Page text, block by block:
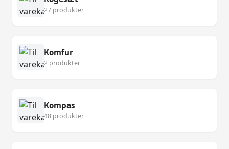
27 produkter
Komfur
2 produkter
Kompas
48 produkter